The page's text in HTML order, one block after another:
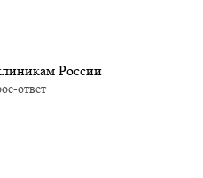
России
ответ